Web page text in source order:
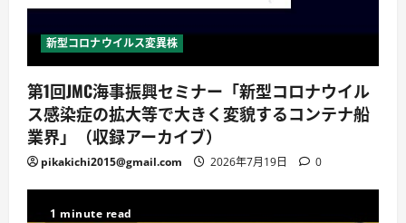
新型コロナウイルス変異株
第1回JMC海事振興セミナー「新型コロナウイル
ス感染症の拡大等で大きく変貌するコンテナ船
業界」（収録アーカイブ）
pikakichi2015@gmail.com 2026年7月19日 0
1 minute read